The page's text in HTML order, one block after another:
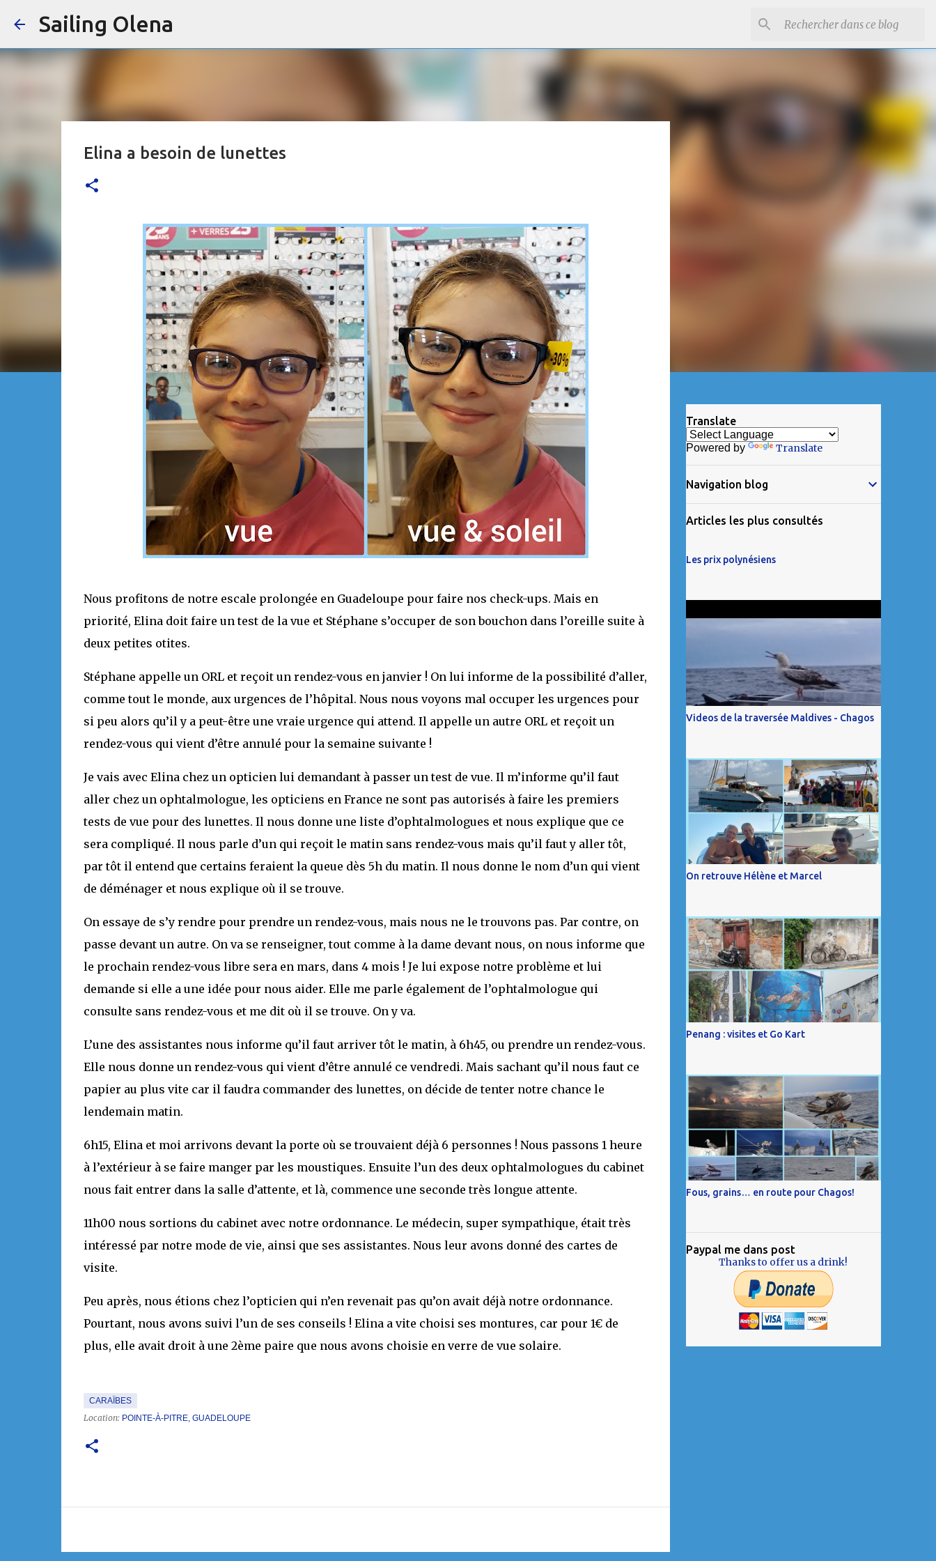
Sailing Olena
Elina a besoin de lunettes
Nous profitons de notre escale prolongée en Guadeloupe pour faire nos check-ups. Mais en
priorité, Elina doit faire un test de la vue et Stéphane s’occuper de son bouchon dans l’oreille suite à
deux petites otites.
Stéphane appelle un ORL et reçoit un rendez-vous en janvier ! On lui informe de la possibilité d’aller,
comme tout le monde, aux urgences de l’hôpital. Nous nous voyons mal occuper les urgences pour
si peu alors qu’il y a peut-être une vraie urgence qui attend. Il appelle un autre ORL et reçoit un
rendez-vous qui vient d’être annulé pour la semaine suivante !
Je vais avec Elina chez un opticien lui demandant à passer un test de vue. Il m’informe qu’il faut
aller chez un ophtalmologue, les opticiens en France ne sont pas autorisés à faire les premiers
tests de vue pour des lunettes. Il nous donne une liste d’ophtalmologues et nous explique que ce
sera compliqué. Il nous parle d’un qui reçoit le matin sans rendez-vous mais qu’il faut y aller tôt,
par tôt il entend que certains feraient la queue dès 5h du matin. Il nous donne le nom d’un qui vient
de déménager et nous explique où il se trouve.
On essaye de s’y rendre pour prendre un rendez-vous, mais nous ne le trouvons pas. Par contre, on
passe devant un autre. On va se renseigner, tout comme à la dame devant nous, on nous informe que
le prochain rendez-vous libre sera en mars, dans 4 mois ! Je lui expose notre problème et lui
demande si elle a une idée pour nous aider. Elle me parle également de l’ophtalmologue qui
consulte sans rendez-vous et me dit où il se trouve. On y va.
L’une des assistantes nous informe qu’il faut arriver tôt le matin, à 6h45, ou prendre un rendez-vous.
Elle nous donne un rendez-vous qui vient d’être annulé ce vendredi. Mais sachant qu’il nous faut ce
papier au plus vite car il faudra commander des lunettes, on décide de tenter notre chance le
lendemain matin.
6h15, Elina et moi arrivons devant la porte où se trouvaient déjà 6 personnes ! Nous passons 1 heure
à l’extérieur à se faire manger par les moustiques. Ensuite l’un des deux ophtalmologues du cabinet
nous fait entrer dans la salle d’attente, et là, commence une seconde très longue attente.
11h00 nous sortions du cabinet avec notre ordonnance. Le médecin, super sympathique, était très
intéressé par notre mode de vie, ainsi que ses assistantes. Nous leur avons donné des cartes de
visite.
Peu après, nous étions chez l’opticien qui n’en revenait pas qu’on avait déjà notre ordonnance.
Pourtant, nous avons suivi l’un de ses conseils ! Elina a vite choisi ses montures, car pour 1€ de
plus, elle avait droit à une 2ème paire que nous avons choisie en verre de vue solaire.
CARAÏBES
Location: POINTE-À-PITRE, GUADELOUPE
Translate
Powered by Translate
Navigation blog
Articles les plus consultés
Les prix polynésiens
Videos de la traversée Maldives - Chagos
On retrouve Hélène et Marcel
Penang : visites et Go Kart
Fous, grains… en route pour Chagos!
Paypal me dans post
Thanks to offer us a drink!